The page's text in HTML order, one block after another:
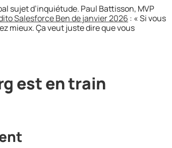
sujet d’inquiétude. Paul Battisson, MVP
Salesforce Ben de janvier 2026 : « Si vous
mieux. Ça veut juste dire que vous
est en train